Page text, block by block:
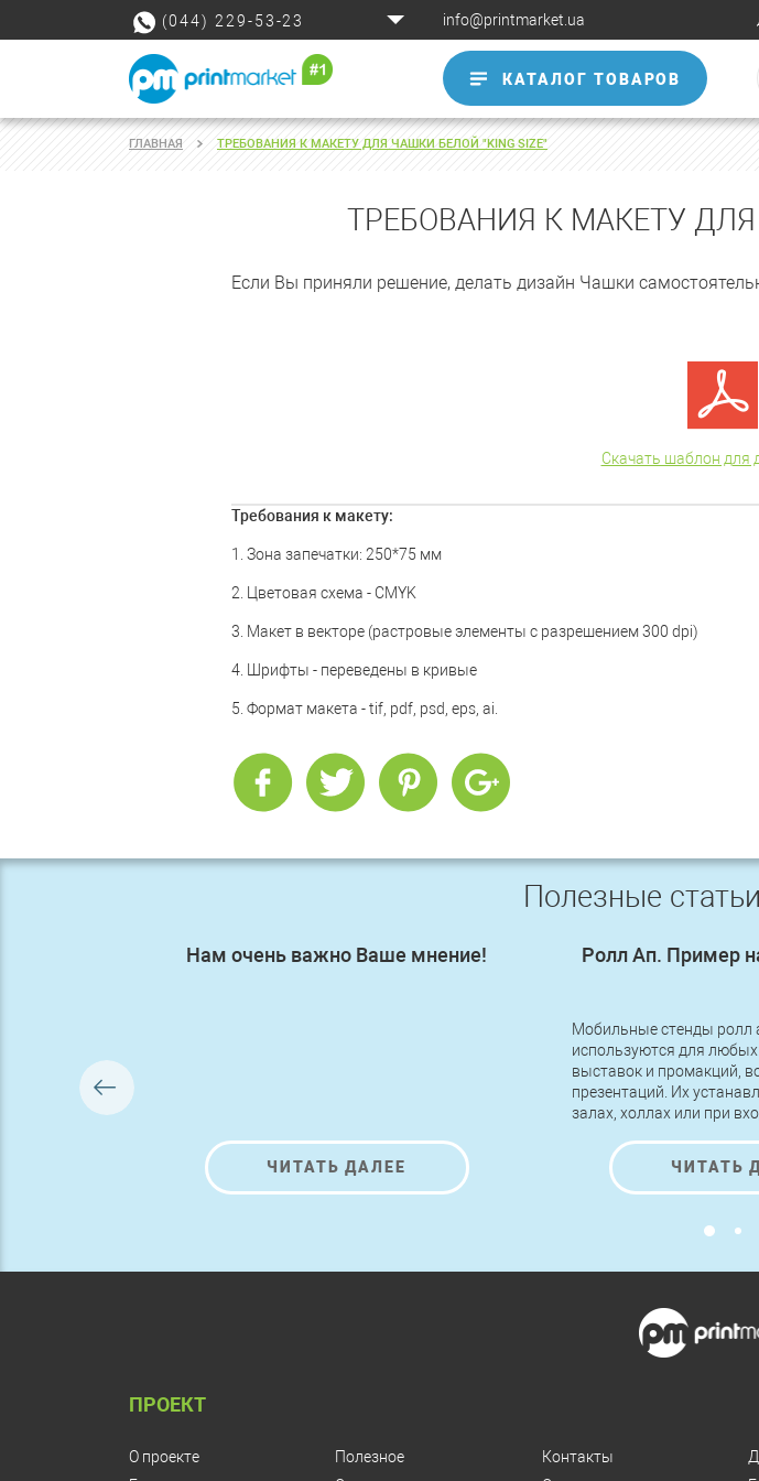
(044) 229-53-23 info@printmarket.ua
КАТАЛОГ ТОВАРОВ
ГЛАВНАЯ ТРЕБОВАНИЯ К МАКЕТУ ДЛЯ ЧАШКИ БЕЛОЙ "KING SIZE"
ТРЕБОВАНИЯ К МАКЕТУ ДЛЯ
Если Вы приняли решение, делать дизайн Чашки
Скачать шаблон для
Требования к макету:
1. Зона запечатки: 250*75 мм
2. Цветовая схема - CMYK
3. Макет в векторе (растровые элементы с разрешением 300 dpi)
4. Шрифты - переведены в кривые
5. Формат макета - tif, pdf, psd, eps, ai.
Полезные
Нам очень важно Ваше мнение!
ЧИТАТЬ ДАЛЕЕ
Ролл Ап. Пример
Мобильные стенды ролл
используются для
выставок и промакций,
презентаций. Их
залах, холлах или при
разборке, стенды roll up
передвигать, переносить
за считанные минуты
ЧИТАТЬ
ПРОЕКТ
О проекте
Полезное
Контакты